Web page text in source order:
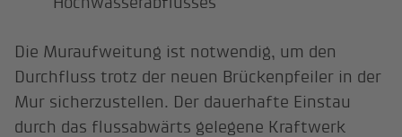
Die Muraufweitung ist notwendig, um den
Durchfluss trotz der neuen Brückenpfeiler in der
Mur sicherzustellen. Der dauerhafte Einstau
durch das flussabwärts gelegene Kraftwerk